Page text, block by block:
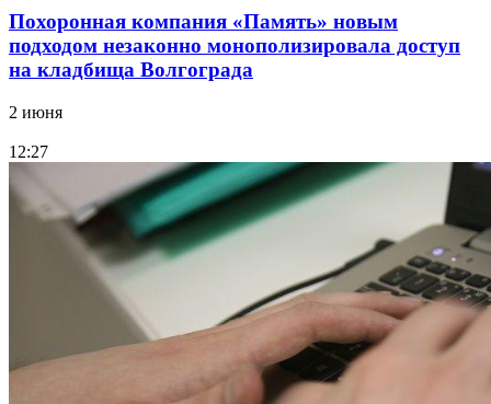
Похоронная компания «Память» новым
подходом незаконно монополизировала доступ
на кладбища Волгограда
2 июня
12:27